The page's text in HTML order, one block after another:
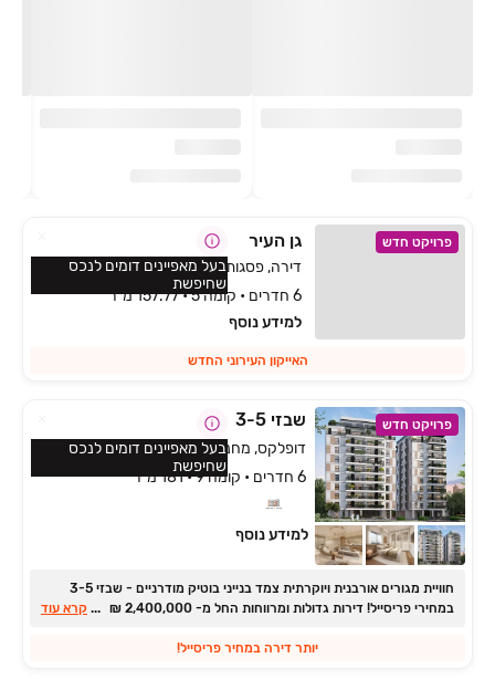
פרויקט חדש גן העיר
דירה, פסגות אפק, ראש העין
6 חדרים • קומה 5 • 157.77 מ״ר
למידע נוסף
האייקון העירוני החדש
בעל מאפיינים דומים לנכס
שחיפשת
פרויקט חדש שבזי 3-5
דופלקס, מחנה יהודה, פתח תקווה
6 חדרים • קומה 9 • 181 מ״ר
למידע נוסף
חוויית מגורים אורבנית ויוקרתית צמד בנייני בוטיק מודרניים - שבזי ‏3-5
במחירי פריסייל! דירות גדולות ומרווחות החל מ- ‏2,400,000 ‏₪
... קרא עוד
יותר דירה במחיר פריסייל!
בעל מאפיינים דומים לנכס
שחיפשת